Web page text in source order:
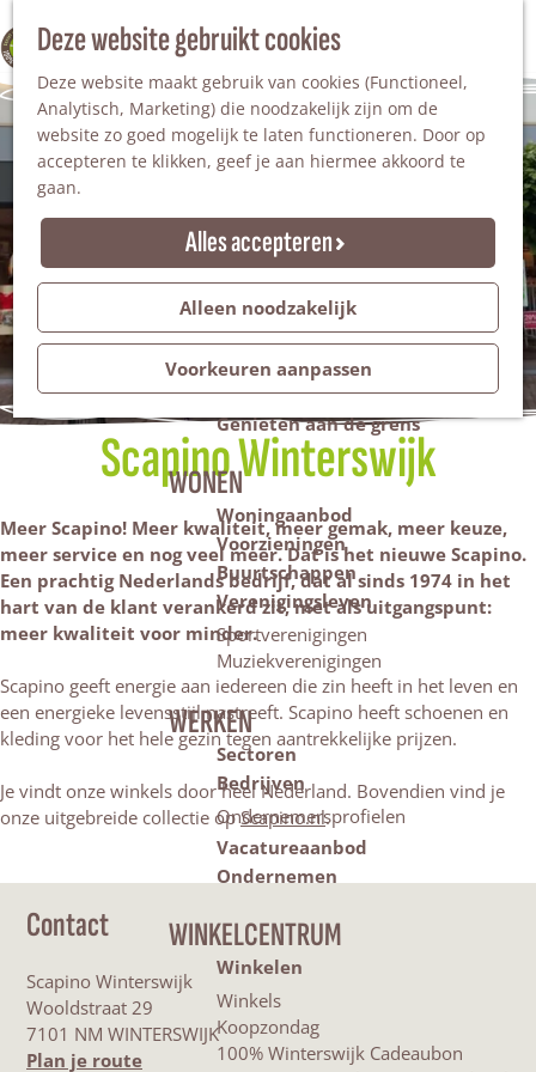
Deze website gebruikt cookies
Deze website maakt gebruik van cookies (Functioneel,
Analytisch, Marketing) die noodzakelijk zijn om de
website zo goed mogelijk te laten functioneren. Door op
accepteren te klikken, geef je aan hiermee akkoord te
gaan.
Alles accepteren
Alleen noodzakelijk
Voorkeuren aanpassen
100% WINTERSWIJK
Z
o
e
k
e
n
M
e
n
u
Natuurgebieden
Steengroeve
Tuinen en parken
Recreatieplas Het Hilgelo
Overnachten
Campings & vakantieparken
Vakantiehuizen
Groepsaccommodaties
Hotels
Evenementen
Restantendag
Volksfeest & Bloemencorso
Promotie evenementen
Genieten aan de grens
WONEN
Woningaanbod
Voorzieningen
Buurtschappen
Verenigingsleven
Sportverenigingen
Muziekverenigingen
WERKEN
Sectoren
Bedrijven
Ondernemersprofielen
Vacatureaanbod
Ondernemen
WINKELCENTRUM
Winkelen
Winkels
Koopzondag
100% Winterswijk Cadeaubon
Scapino Winterswijk
Meer Scapino! Meer kwaliteit, meer gemak, meer keuze,
meer service en nog veel meer. Dat is het nieuwe Scapino.
Een prachtig Nederlands bedrijf, dat al sinds 1974 in het
hart van de klant verankerd zit, met als uitgangspunt:
meer kwaliteit voor minder.
Scapino geeft energie aan iedereen die zin heeft in het leven en
een energieke levensstijl nastreeft. Scapino heeft schoenen en
kleding voor het hele gezin tegen aantrekkelijke prijzen.
Je vindt onze winkels door heel Nederland. Bovendien vind je
onze uitgebreide collectie opScapino.nl.
Contact
Scapino Winterswijk
Wooldstraat 29
7101 NM WINTERSWIJK
Plan je routen